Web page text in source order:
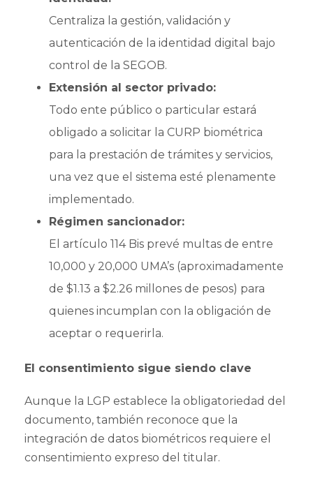
Centraliza la gestión, validación y
autenticación de la identidad digital bajo
control de la SEGOB.
Extensión al sector privado:
Todo ente público o particular estará
obligado a solicitar la CURP biométrica
para la prestación de trámites y servicios,
una vez que el sistema esté plenamente
implementado.
Régimen sancionador:
El artículo 114 Bis prevé multas de entre
10,000 y 20,000 UMA’s (aproximadamente
de $1.13 a $2.26 millones de pesos) para
quienes incumplan con la obligación de
aceptar o requerirla.
El consentimiento sigue siendo clave
Aunque la LGP establece la obligatoriedad del
documento, también reconoce que la
integración de datos biométricos requiere el
consentimiento expreso del titular.